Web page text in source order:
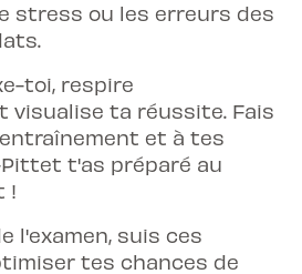
stress ou les erreurs des
toi, respire
visualise ta réussite. Fais
et à tes
t'as préparé au
!
l'examen, suis ces
tes chances de